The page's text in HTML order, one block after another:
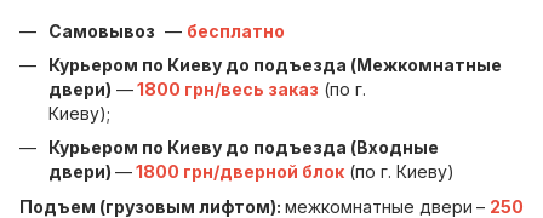
Самовывоз — бесплатно
Курьером по Киеву до подъезда (Межкомнатные
двери) —1800 грн/весь заказ (по г.
Киеву);
Курьером по Киеву до подъезда (Входные
двери) —1800 грн/дверной блок (по г. Киеву)
Подъем (грузовым лифтом): межкомнатные двери – 250